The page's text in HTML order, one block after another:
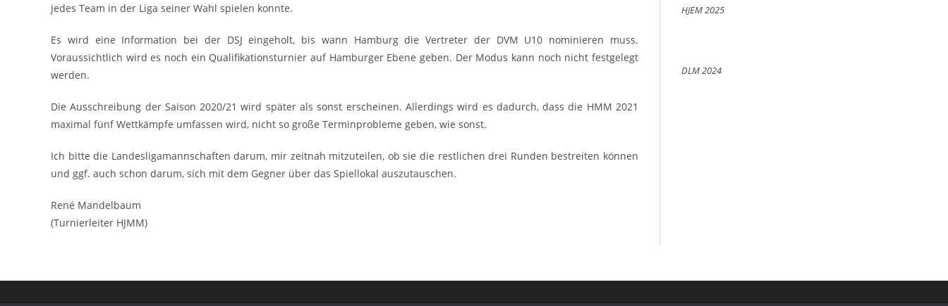
jedes Team in der Liga seiner Wahl spielen konnte.
Es wird eine Information bei der DSJ eingeholt, bis wann Hamburg die Vertreter der DVM U10 nominieren muss.
Voraussichtlich wird es noch ein Qualifikationsturnier auf Hamburger Ebene geben. Der Modus kann noch nicht festgelegt
werden.
Die Ausschreibung der Saison 2020/21 wird später als sonst erscheinen. Allerdings wird es dadurch, dass die HMM 2021
maximal fünf Wettkämpfe umfassen wird, nicht so große Terminprobleme geben, wie sonst.
Ich bitte die Landesligamannschaften darum, mir zeitnah mitzuteilen, ob sie die restlichen drei Runden bestreiten können
und ggf. auch schon darum, sich mit dem Gegner über das Spiellokal auszutauschen.
René Mandelbaum
(Turnierleiter HJMM)
HJEM 2025
DLM 2024